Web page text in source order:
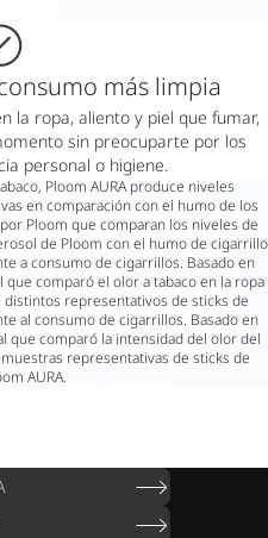
más limpia
la ropa, aliento y piel que fumar,
sin preocuparte por los
personal o higiene.
Ploom AURA produce niveles
en comparación con el humo de los
Ploom que comparan los niveles de
de Ploom con el humo de cigarrillo
a consumo de cigarrillos. Basado en
comparó el olor a tabaco en la ropa
representativos de sticks de
al consumo de cigarrillos. Basado en
que comparó la intensidad del olor del
representativas de sticks de
AURA.